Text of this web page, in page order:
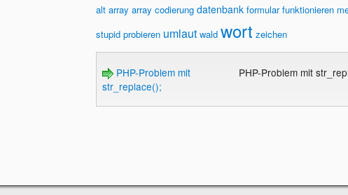
alt array array codierung datenbank formular funktionieren
stupid probieren umlaut wald wort zeichen
PHP-Problem mit
str_replace();
PHP-Problem mit